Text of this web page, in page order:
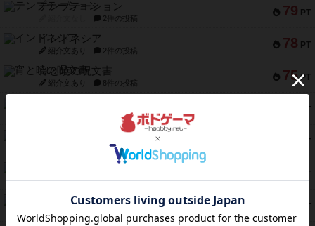
79 PT
テンプテーション
2件の投稿
78 PT
インドネシア
紹介文あり 2件の投稿
75 PT
宵と暁の呪文書
紹介文あり 8件の投稿
PT
9件の投稿
PT
1件の投稿
PT
紹介文なし 1件の投稿
PT
スペクタキュラー